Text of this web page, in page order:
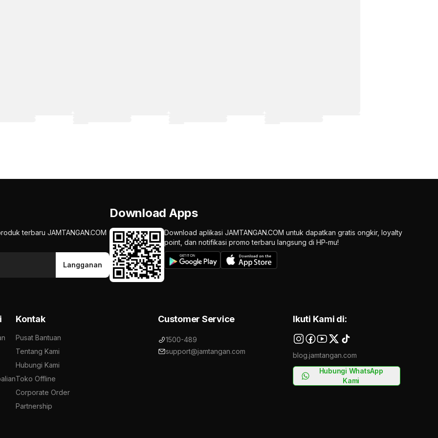
terbaru JAMTANGAN.COM
Langganan
Download Apps
Download aplikasi JAMTANGAN.COM untuk dapatkan gratis ongkir, loyalty
point, dan notifikasi promo terbaru langsung di HP-mu!
Kontak
Pusat Bantuan
Tentang Kami
Hubungi Kami
Toko Offline
Corporate Order
Partnership
Customer Service
1500-489
support@jamtangan.com
Ikuti Kami di:
blog.jamtangan.com
Hubungi WhatsApp
Kami